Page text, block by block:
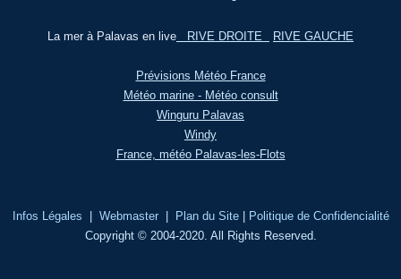
La mer à Palavas en live RIVE DROITE RIVE GAUCHE
Prévisions Météo France
Météo marine - Météo consult
Winguru Palavas
Windy
France, météo Palavas-les-Flots
Infos Légales Webmaster| Plan du Site|
Politique de Confidencialité
Copyright © 2004-2020. All Rights Reserved.